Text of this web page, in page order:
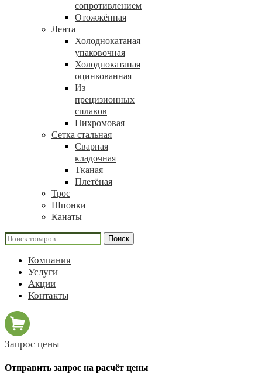
сопротивлением
Отожжённая
Лента
Холоднокатаная
упаковочная
Холоднокатаная
оцинкованная
Из
прецизионных
сплавов
Нихромовая
Сетка стальная
Сварная
кладочная
Тканая
Плетёная
Трос
Шпонки
Канаты
Поиск
Компания
Услуги
Акции
Контакты
Запрос цены
Отправить запрос на расчёт цены